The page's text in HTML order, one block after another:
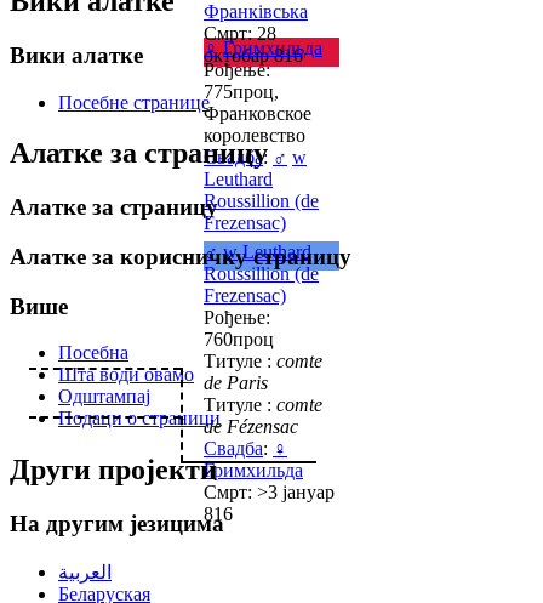
Франківська
Смрт: 28
октобар 816
♀ Гримхильда
Рођење:
775проц,
Франковское
королевство
Свадба: ♂ w
Leuthard
Roussillion (de
Frezensac)
♂ w Leuthard
Roussillion (de
Frezensac)
Рођење:
760проц
Титуле : comte
de Paris
Титуле : comte
de Fézensac
Свадба: ♀
Гримхильда
Смрт: >3 јануар
816
Вики алатке
Посебне странице
Алатке за страницу
Алатке за страницу
Алатке за корисничку страницу
Више
Посебна
Шта води овамо
Одштампај
Подаци о страници
Други пројекти
На другим језицима
العربية
Беларуская